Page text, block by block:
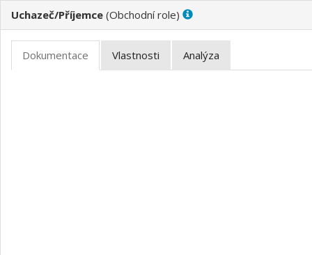
Uchazeč/Příjemce ( )